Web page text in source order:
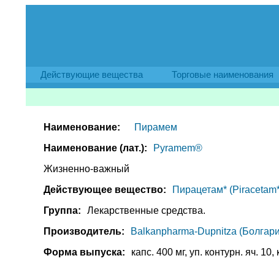
Действующие вещества Торговые наименования
Наименование:
Пирамем
Наименование (лат.):
Pyramem®
Жизненно-важный
Действующее вещество:
Пирацетам*
Группа:
Лекарственные средства.
Производитель:
Balkanpharma-Dupnitza
Форма выпуска:
капс. 400 мг, уп. контурн. яч. 10,